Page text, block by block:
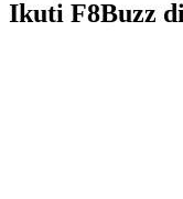
Ikuti F8Buzz